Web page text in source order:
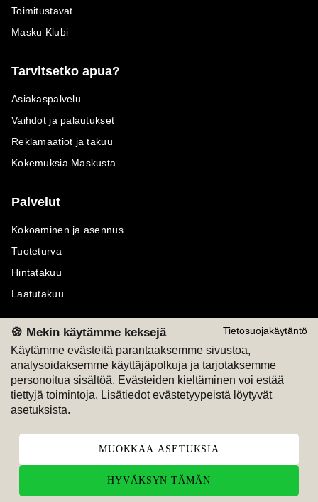
Tietosuojakäytäntö
🍪 Mekin käytämme keksejä
Käytämme evästeitä parantaaksemme sivustoa,
analysoidaksemme käyttäjäpolkuja ja tarjotaksemme
personoitua sisältöä. Evästeiden kieltäminen voi estää
tiettyjä toimintoja. Lisätiedot evästetyypeistä löytyvät
asetuksista.
MUOKKAA ASETUKSIA
HYVÄKSYN TÄMÄN
Toimitustavat
Masku Klubi
Tarvitsetko apua?
Asiakaspalvelu
Vaihdot ja palautukset
Reklamaatiot ja takuu
Kokemuksia Maskusta
Palvelut
Kokoaminen ja asennus
Tuoteturva
Hintatakuu
Laatutakuu
Maksutavat
M
Seuraa meitä